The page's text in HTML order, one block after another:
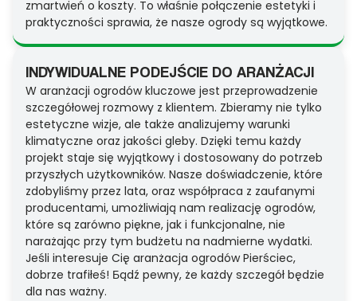
zmartwień o koszty. To właśnie połączenie estetyki i
praktyczności sprawia, że nasze ogrody są wyjątkowe.
INDYWIDUALNE PODEJŚCIE DO ARANŻACJI
W aranżacji ogrodów kluczowe jest przeprowadzenie
szczegółowej rozmowy z klientem. Zbieramy nie tylko
estetyczne wizje, ale także analizujemy warunki
klimatyczne oraz jakości gleby. Dzięki temu każdy
projekt staje się wyjątkowy i dostosowany do potrzeb
przyszłych użytkowników. Nasze doświadczenie, które
zdobyliśmy przez lata, oraz współpraca z zaufanymi
producentami, umożliwiają nam realizację ogrodów,
które są zarówno piękne, jak i funkcjonalne, nie
narażając przy tym budżetu na nadmierne wydatki.
Jeśli interesuje Cię aranżacja ogrodów Pierściec,
dobrze trafiłeś! Бądź pewny, że każdy szczegół będzie
dla nas ważny.